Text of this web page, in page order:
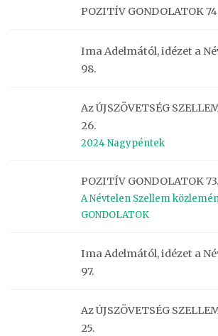
POZITÍV GONDOLATOK
Ima Adelmától, idézet a
98.
Az ÚJSZÖVETSÉG
26.
2024 Nagypéntek
POZITÍV GONDOLATOK 73.
A Névtelen Szellem
GONDOLATOK
Ima Adelmától, idézet a
97.
Az ÚJSZÖVETSÉG
25.